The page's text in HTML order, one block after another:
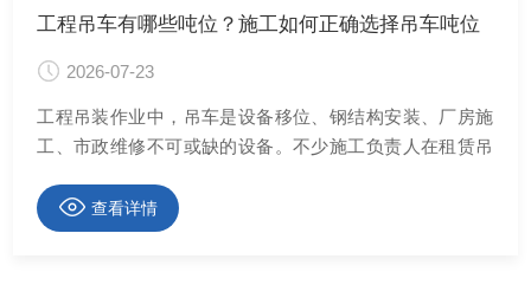
工程吊车有哪些吨位？施工如何正确选择吊车吨位
2026-07-23
工程吊装作业中，吊车是设备移位、钢结构安装、厂房施
工、市政维修不可或缺的设备。不少施工负责人在租赁吊
查看详情